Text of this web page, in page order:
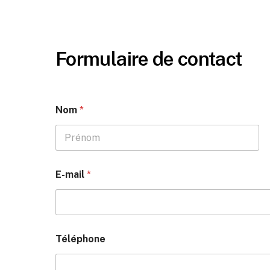
Formulaire de contact
Nom *
E-mail *
Téléphone